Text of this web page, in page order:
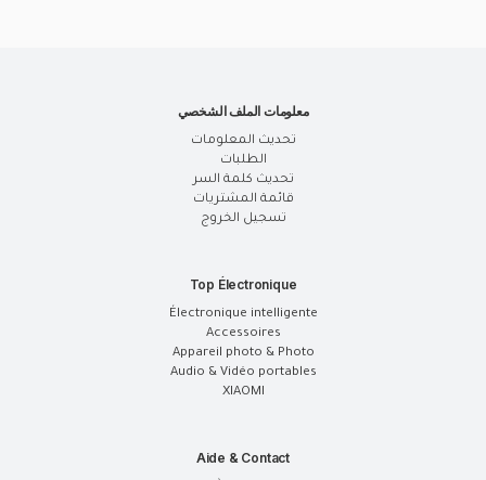
معلومات الملف الشخصي
تحديث المعلومات
الطلبات
تحديث كلمة السر
قائمة المشتريات
تسجيل الخروج
Top Électronique
Électronique intelligente
Accessoires
Appareil photo & Photo
Audio & Vidéo portables
XIAOMI
Aide & Contact